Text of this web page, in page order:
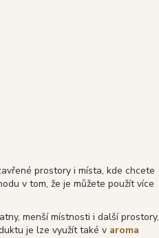
prostory i místa, kde chcete
v tom, že je můžete použít více
menší místnosti i další prostory,
je lze využít také v aroma